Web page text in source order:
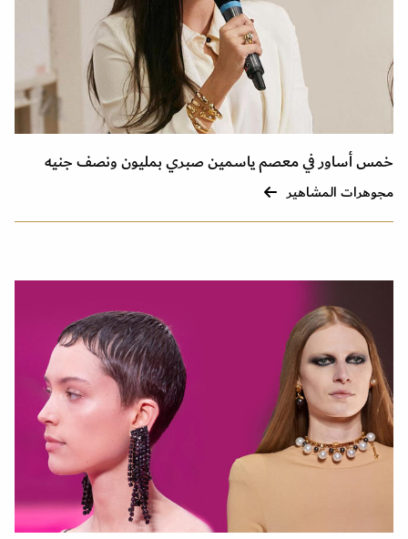
خمس أساور في معصم ياسمين صبري بمليون ونصف جنيه
مجوهرات المشاهير